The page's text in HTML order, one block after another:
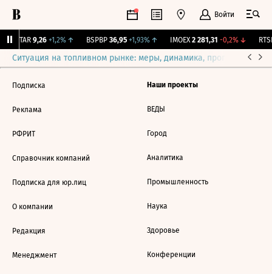
Войти
UTAR 9,26 +1,2%↑ BSPBP 36,95 +1,93%↑ IMOEX 2 281,31 -0,2%↓ RTSI
Ситуация на топливном рынке: меры, динамика, прогнозы
Подписка
Реклама
РФРИТ
Справочник компаний
Подписка для юр.лиц
О компании
Редакция
Менеджмент
Наши проекты
ВЕДЫ
Город
Аналитика
Промышленность
Наука
Здоровье
Конференции